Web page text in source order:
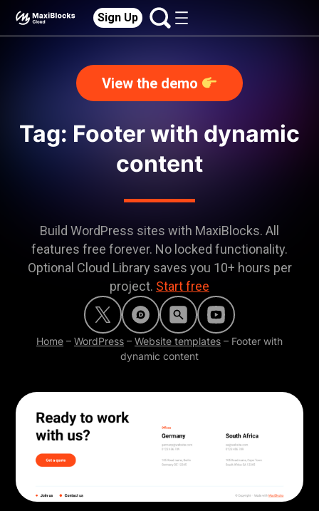
Sign Up
View the demo
Tag: Footer with dynamic
content
Build WordPress sites with MaxiBlocks. All
features free forever. No locked functionality.
Optional Cloud Library saves you 10+ hours per
project. Start free
Home – WordPress – Website templates – Footer with
dynamic content